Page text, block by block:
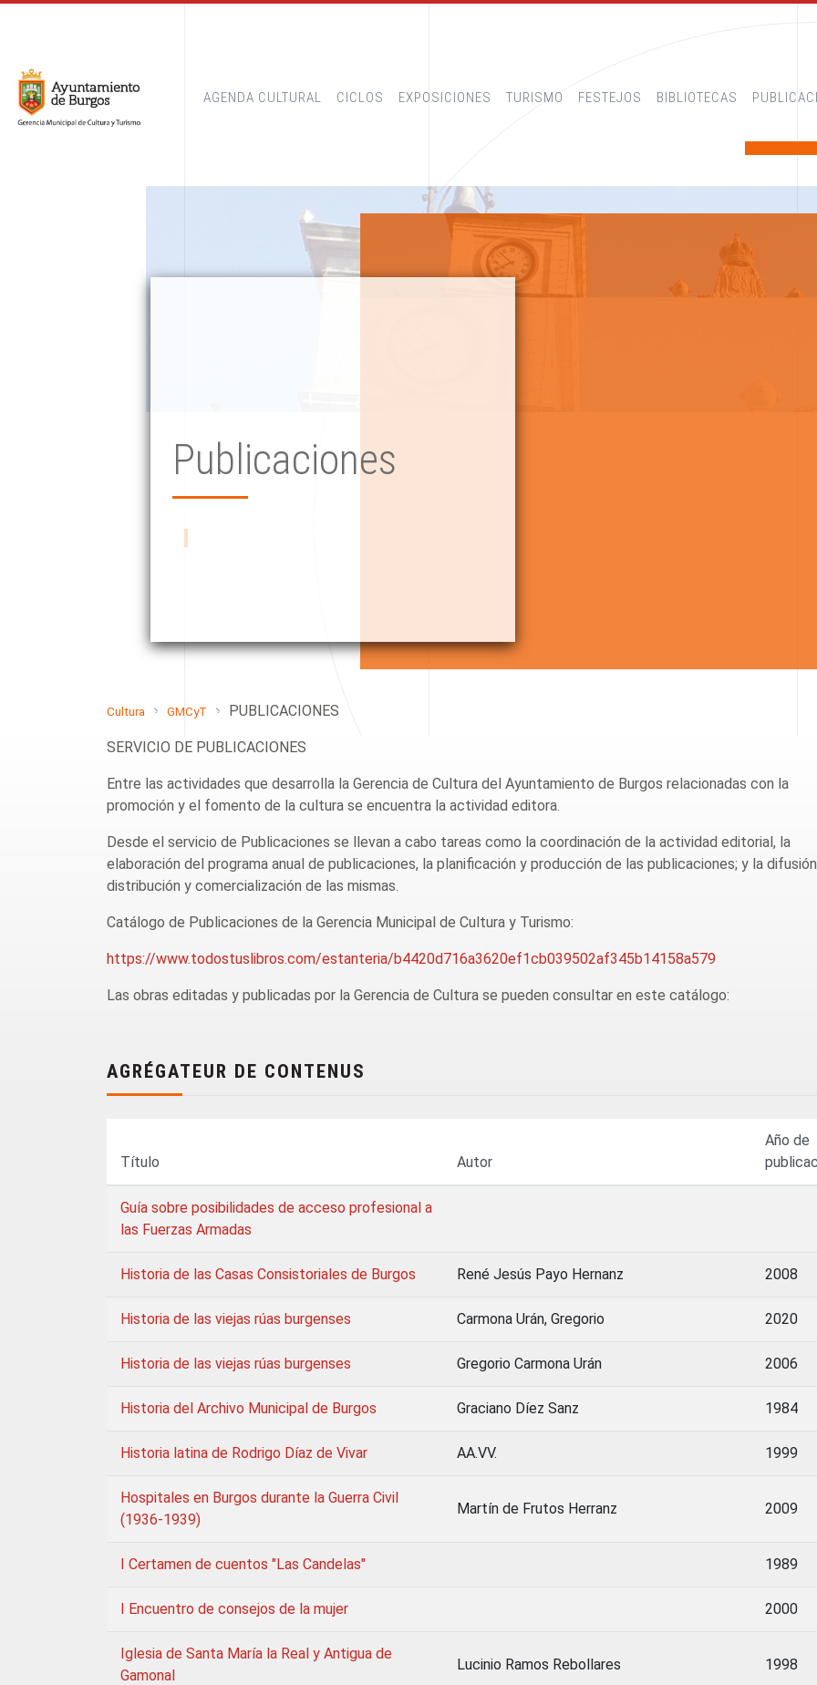
AGENDA CULTURAL CICLOS EXPOSICIONES TURISMO FESTEJOS BIBLIOTECAS
Publicaciones
Cultura GMCyT PUBLICACIONES
SERVICIO DE PUBLICACIONES
Entre las actividades que desarrolla la Gerencia de Cultura del Ayuntamiento de Burgos relacionadas con la
promoción y el fomento de la cultura se encuentra la actividad editora.
Desde el servicio de Publicaciones se llevan a cabo tareas como la coordinación de la actividad editorial, la
elaboración del programa anual de publicaciones, la planificación y producción de las publicaciones; y la
distribución y comercialización de las mismas.
Catálogo de Publicaciones de la Gerencia Municipal de Cultura y Turismo:
https://www.todostuslibros.com/estanteria/b4420d716a3620ef1cb039502af345b14158a579
Las obras editadas y publicadas por la Gerencia de Cultura se pueden consultar en este catálogo:
AGRÉGATEUR DE CONTENUS
Título Autor
Año de
Guía sobre posibilidades de acceso profesional a
las Fuerzas Armadas
Historia de las Casas Consistoriales de Burgos René Jesús Payo Hernanz 2008
Historia de las viejas rúas burgenses Carmona Urán, Gregorio 2020
Historia de las viejas rúas burgenses Gregorio Carmona Urán 2006
Historia del Archivo Municipal de Burgos Graciano Díez Sanz 1984
Historia latina de Rodrigo Díaz de Vivar AA.VV. 1999
Hospitales en Burgos durante la Guerra Civil
(1936-1939)
Martín de Frutos Herranz 2009
I Certamen de cuentos "Las Candelas" 1989
I Encuentro de consejos de la mujer 2000
Iglesia de Santa María la Real y Antigua de
Gamonal
Lucinio Ramos Rebollares 1998